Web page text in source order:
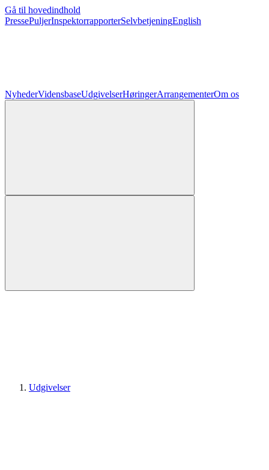
Gå til hovedindhold
PressePuljerInspektorrapporterSelvbetjeningEnglish
NyhederVidensbaseUdgivelserHøringerArrangementerOm os
Udgivelser